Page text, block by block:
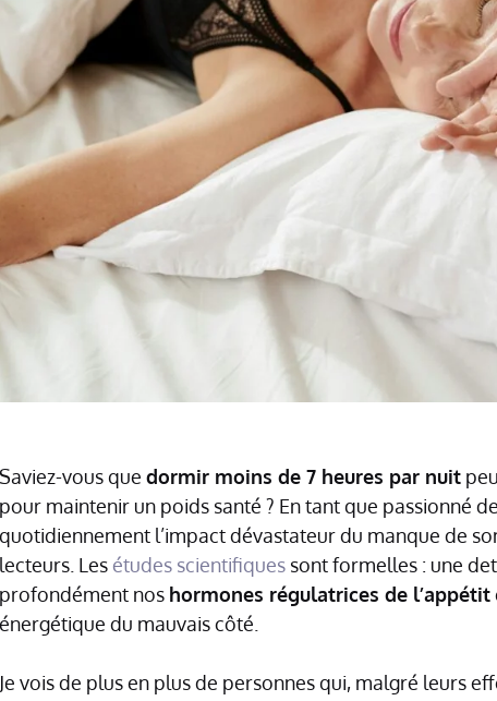
Saviez-vous que dormir moins de 7 heures par nuit
pour maintenir un poids santé ? En tant que passionné de
quotidiennement l’impact dévastateur du manque de
lecteurs. Les études scientifiques sont formelles : une
profondément nos hormones régulatrices de l’appétit
énergétique du mauvais côté.
Je vois de plus en plus de personnes qui, malgré leurs